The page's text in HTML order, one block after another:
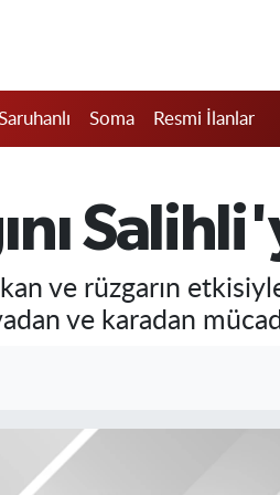
Soma Resmi İlanlar
ve rüzgarın
ve karadan